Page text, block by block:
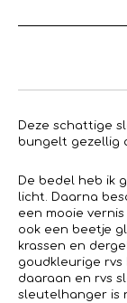
Deze schattige
bungelt gezellig
De bedel heb ik
licht. Daarna
een mooie
ook een beetje
krassen en
goudkleurige
daaraan en rvs
sleutelhanger is